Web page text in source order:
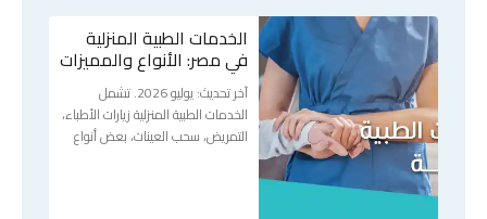
الخدمات الطبية المنزلية
في مصر: الأنواع والمميزات
آخر تحديث: يوليو 2026. تشمل
الخدمات الطبية المنزلية زيارات الأطباء،
التمريض، سحب العينات، بعض أنواع